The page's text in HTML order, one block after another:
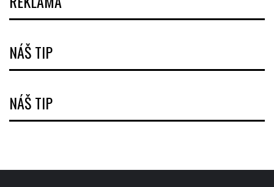
NÁŠ TIP
NÁŠ TIP